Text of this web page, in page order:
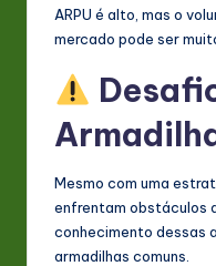
ARPU é alto, mas o
mercado pode ser
Mesmo com uma
enfrentam obstáculos
conhecimento dessas
armadilhas comuns.